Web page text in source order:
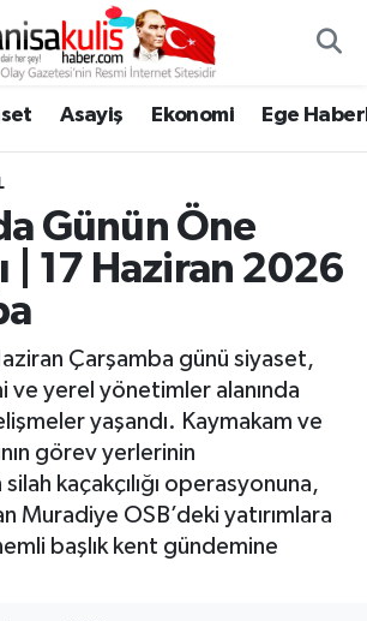
Asayiş Ekonomi Ege
Günün Öne
| 17 Haziran 2026
Çarşamba günü siyaset,
ve yerel yönetimler alanında
yaşandı. Kaymakam ve
görev yerlerinin
kaçakçılığı operasyonuna,
Muradiye OSB’deki yatırımlara
başlık kent gündemine
Hava Durumu
Trafik Yoğunluk Haritası
Durumu ve Fikstür
Haberleri